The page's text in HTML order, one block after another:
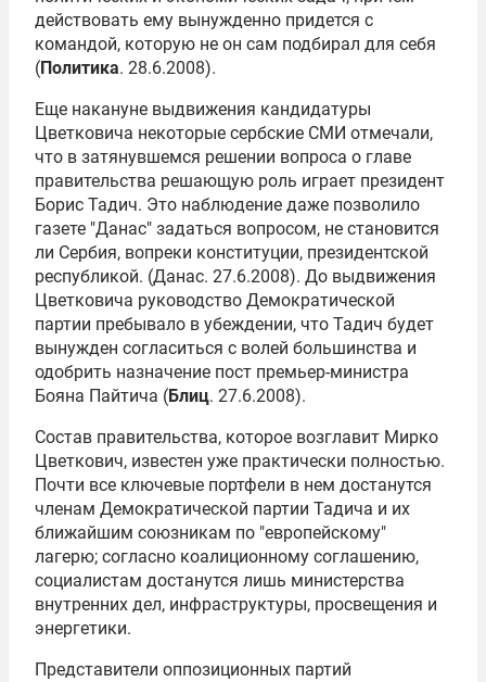
действовать ему вынужденно придется с
командой, которую не он сам подбирал для себя
(Политика. 28.6.2008).
Еще накануне выдвижения кандидатуры
Цветковича некоторые сербские СМИ отмечали,
что в затянувшемся решении вопроса о главе
правительства решающую роль играет президент
Борис Тадич. Это наблюдение даже позволило
газете "Данас" задаться вопросом, не становится
ли Сербия, вопреки конституции, президентской
республикой. (Данас. 27.6.2008). До выдвижения
Цветковича руководство Демократической
партии пребывало в убеждении, что Тадич будет
вынужден согласиться с волей большинства и
одобрить назначение пост премьер-министра
Бояна Пайтича (Блиц. 27.6.2008).
Состав правительства, которое возглавит Мирко
Цветкович, известен уже практически полностью.
Почти все ключевые портфели в нем достанутся
членам Демократической партии Тадича и их
ближайшим союзникам по "европейскому"
лагерю; согласно коалиционному соглашению,
социалистам достанутся лишь министерства
внутренних дел, инфраструктуры, просвещения и
энергетики.
Представители оппозиционных партий